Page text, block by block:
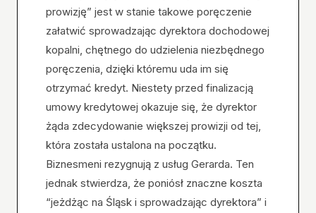
prowizję” jest w stanie takowe poręczenie
załatwić sprowadzając dyrektora dochodowej
kopalni, chętnego do udzielenia niezbędnego
poręczenia, dzięki któremu uda im się
otrzymać kredyt. Niestety przed finalizacją
umowy kredytowej okazuje się, że dyrektor
żąda zdecydowanie większej prowizji od tej,
która została ustalona na początku.
Biznesmeni rezygnują z usług Gerarda. Ten
jednak stwierdza, że poniósł znaczne koszta
“jeżdżąc na Śląsk i sprowadzając dyrektora” i